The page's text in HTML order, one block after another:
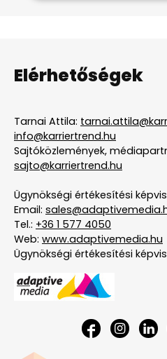
Elérhetőségek
Tarnai Attila:
info@karriertrend.hu
Sajtóközlemények,
sajto@karriertrend.hu
Ügynökségi értékesítési
Email:
Tel.: +36 1 577 4050
Web: www.adaptivemedia.hu
Ügynökségi értékesítési